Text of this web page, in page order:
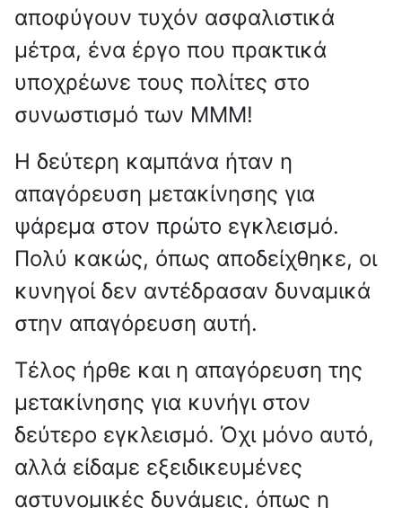
αποφύγουν τυχόν ασφαλιστικά
μέτρα, ένα έργο που πρακτικά
υποχρέωνε τους πολίτες στο
συνωστισμό των ΜΜΜ!
Η δεύτερη καμπάνα ήταν η
απαγόρευση μετακίνησης για
ψάρεμα στον πρώτο εγκλεισμό.
Πολύ κακώς, όπως αποδείχθηκε, οι
κυνηγοί δεν αντέδρασαν δυναμικά
στην απαγόρευση αυτή.
Τέλος ήρθε και η απαγόρευση της
μετακίνησης για κυνήγι στον
δεύτερο εγκλεισμό. Όχι μόνο αυτό,
αλλά είδαμε εξειδικευμένες
αστυνομικές δυνάμεις, όπως η